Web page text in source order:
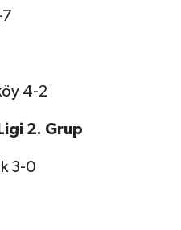
7
4-2
2. Grup
3-0